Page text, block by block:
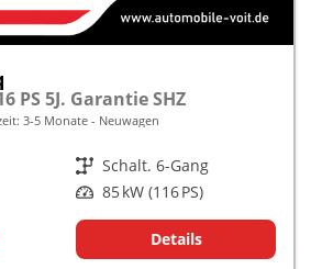
PS 5J. Garantie SHZ
3-5 Monate Neuwagen
Getriebe Schalt. 6-Gang
Leistung 85 kW (116 PS)
Details